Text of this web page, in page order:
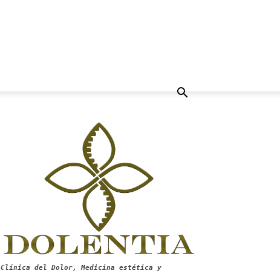
Clínica del Dolor, Medicina estética y